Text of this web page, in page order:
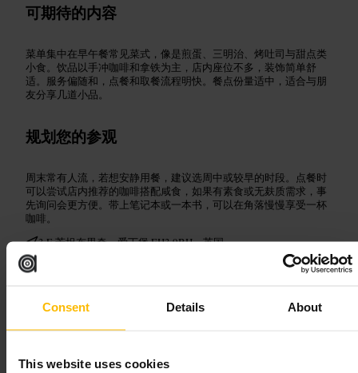
Consent Details About
This website uses cookies
可期待的内容
菜单集中在早午餐常见菜式，像是煎蛋、三明治、烤吐司与甜点类
小食。饮品以手冲咖啡和拿铁为主，店内座位不多，装饰简单舒
适。服务偏随和，点餐和取餐流程明快。餐点份量适中，适合与朋
友分享几道小品。
规划您的参观
周末常有人流，若想安静用餐，建议选周中或较早的时段。点餐时
可以尝试店内推荐的咖啡搭配咸食，如果有素食或无麸质需求，事
先询问会更方便。带上笔记本或一本书，可以在角落慢慢享受一杯
咖啡。
3 E 芳坦布里奇，爱丁堡 EH3 9BH，英国
餐饮•餐厅